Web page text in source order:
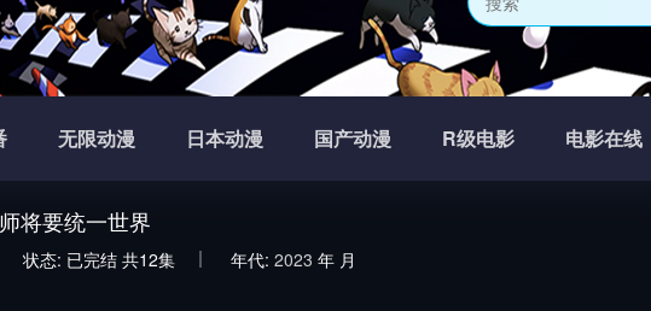
无限动漫 日本动漫 国产动漫 R级电影 电影在线
将要统一世界
状态: 已完结 共12集 年代: 2023 年 月